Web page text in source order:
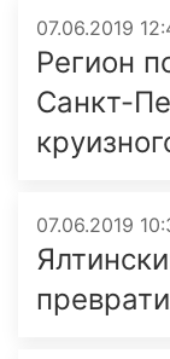
07.06.2019
Регион
Санкт-
07.06.2019